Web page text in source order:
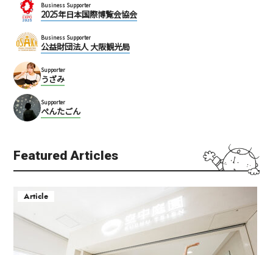
Business Supporter
2025年日本国際博覧会協会
Business Supporter
公益財団法人 大阪観光局
Supporter
うざみ
Supporter
ぺんたごん
Featured Articles
Article